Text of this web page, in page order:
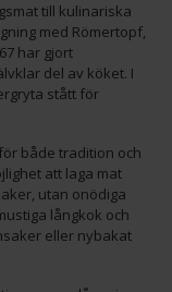
till kulinariska
med Römertopf,
har gjort
del av köket. I
stått för
både tradition och
att laga mat
utan onödiga
långkok och
eller nybakat